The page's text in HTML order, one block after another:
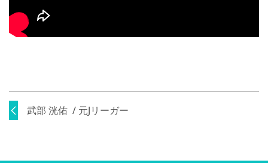
武部 洸佑 / 元Jリーガー